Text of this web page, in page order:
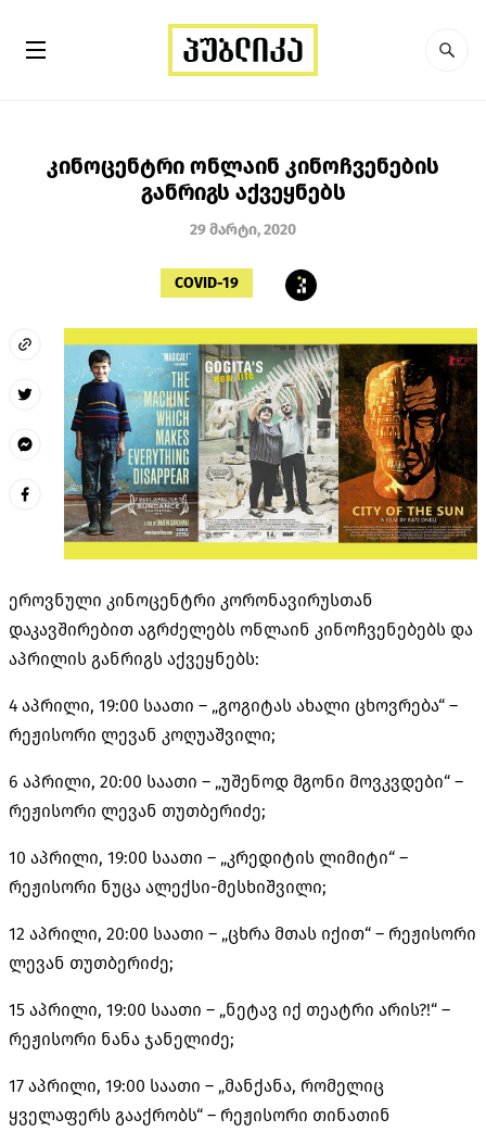
კინოცენტრი ონლაინ კინოჩვენების
განრიგს აქვეყნებს
29 მარტი, 2020
COVID-19
ეროვნული კინოცენტრი კორონავირუსთან
დაკავშირებით აგრძელებს ონლაინ კინოჩვენებებს და
აპრილის განრიგს აქვეყნებს:
4 აპრილი, 19:00 საათი – „გოგიტას ახალი ცხოვრება“ –
რეჟისორი ლევან კოღუაშვილი;
6 აპრილი, 20:00 საათი – „უშენოდ მგონი მოვკვდები“ –
რეჟისორი ლევან თუთბერიძე;
10 აპრილი, 19:00 საათი – „კრედიტის ლიმიტი“ –
რეჟისორი ნუცა ალექსი-მესხიშვილი;
12 აპრილი, 20:00 საათი – „ცხრა მთას იქით“ – რეჟისორი
ლევან თუთბერიძე;
15 აპრილი, 19:00 საათი – „ნეტავ იქ თეატრი არის?!“ –
რეჟისორი ნანა ჯანელიძე;
17 აპრილი, 19:00 საათი – „მანქანა, რომელიც
ყველაფერს გააქრობს“ – რეჟისორი თინათინ